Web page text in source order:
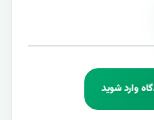
وارد شوید